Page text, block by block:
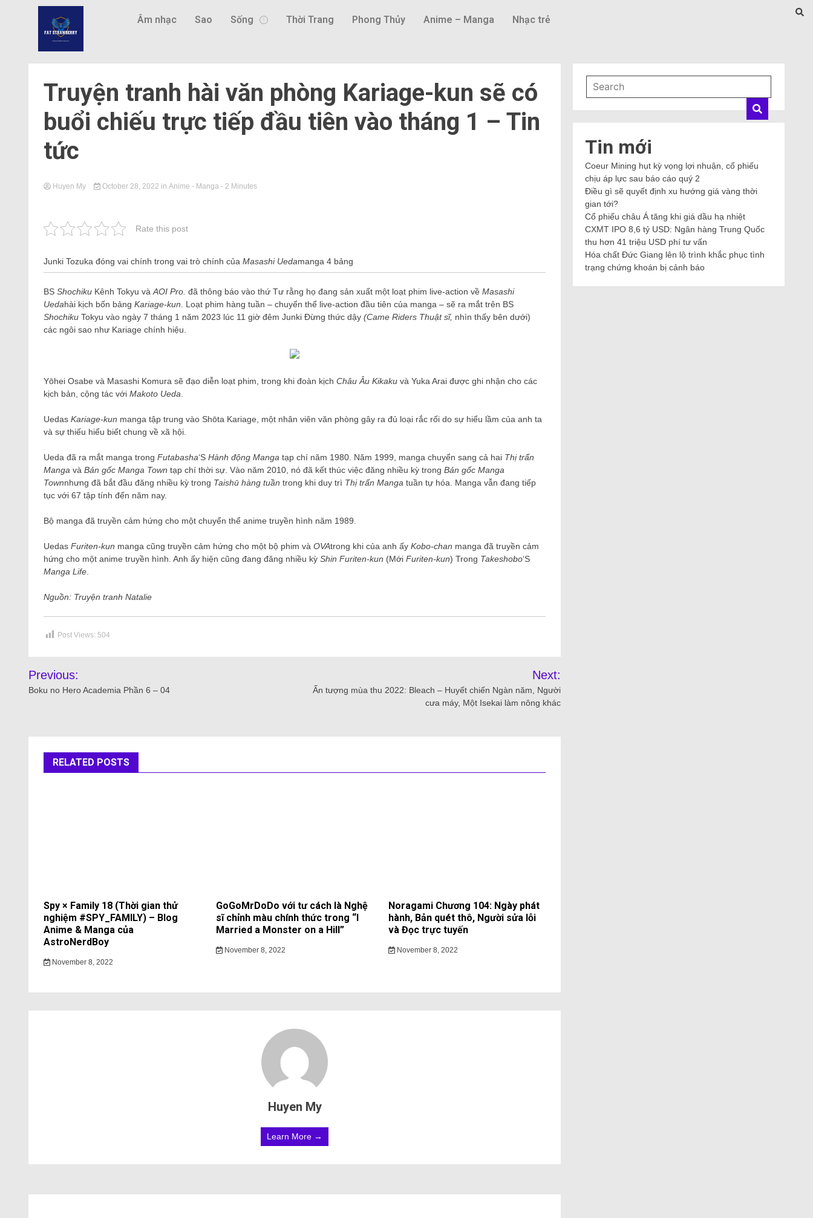
Âm nhạc Sao Sống Thời Trang Phong Thủy Anime – Manga Nhạc trẻ
Truyện tranh hài văn phòng Kariage-kun sẽ có
buổi chiếu trực tiếp đầu tiên vào tháng 1 – Tin
tức
Huyen My October 28, 2022 in Anime - Manga - 2 Minutes
Rate this post
Junki Tozuka đóng vai chính trong vai trò chính của Masashi Uedamanga 4 bảng
BS Shochiku Kênh Tokyu và AOI Pro. đã thông báo vào thứ Tư rằng họ đang sản xuất một loạt phim live-action về Masashi
Uedahài kịch bốn bảng Kariage-kun . Loạt phim hàng tuần – chuyển thể live-action đầu tiên của manga – sẽ ra mắt trên BS
Shochiku Tokyu vào ngày 7 tháng 1 năm 2023 lúc 11 giờ đêm Junki Đừng thức dậy (Came Riders Thuật sĩ, nhìn thấy bên dưới)
các ngôi sao như Kariage chính hiệu.
Yōhei Osabe và Masashi Komura sẽ đạo diễn loạt phim, trong khi đoàn kịch Châu Âu Kikaku và Yuka Arai được ghi nhận cho các
kịch bản, cộng tác với Makoto Ueda
Uedas Kariage-kun manga tập trung vào Shōta Kariage, một nhân viên văn phòng gây ra đủ loại rắc rối do sự hiểu lầm của anh ta
và sự thiếu hiểu biết chung về xã hội.
Ueda đã ra mắt manga trong Futabasha‘S Hành động Manga tạp chí năm 1980. Năm 1999, manga chuyển sang cả hai Thị trấn
Manga và Bản gốc Manga Town tạp chí thời sự. Vào năm 2010, nó đã kết thúc việc đăng nhiều kỳ trong Bản gốc Manga
Townnhưng đã bắt đầu đăng nhiều kỳ trong Taishū hàng tuần trong khi duy trì Thị trấn Manga tuần tự hóa. Manga vẫn đang tiếp
tục với 67 tập tính đến năm nay.
Bộ manga đã truyền cảm hứng cho một chuyển thể anime truyền hình năm 1989.
Uedas Furiten-kun manga cũng truyền cảm hứng cho một bộ phim và OVAtrong khi của anh ấy Kobo-chan manga đã truyền cảm
hứng cho một anime truyền hình. Anh ấy hiện cũng đang đăng nhiều kỳ Shin Furiten-kun (Mới Furiten-kun) Trong Takeshobo‘S
Manga Life
Nguồn: Truyện tranh Natalie
Post Views: 504
Previous:
Boku no Hero Academia Phần 6 – 04
Next:
Ấn tượng mùa thu 2022: Bleach – Huyết chiến Ngàn năm, Người
cưa máy, Một Isekai làm nông khác
RELATED POSTS
Spy × Family 18 (Thời gian thử
nghiệm #SPY_FAMILY) – Blog
Anime & Manga của
AstroNerdBoy
November 8, 2022
GoGoMrDoDo với tư cách là Nghệ
sĩ chỉnh màu chính thức trong “I
Married a Monster on a Hill”
November 8, 2022
Noragami Chương 104: Ngày phát
hành, Bản quét thô, Người sửa lỗi
và Đọc trực tuyến
November 8, 2022
Huyen My
Learn More →
Tin mới
Coeur Mining hụt kỳ vọng lợi nhuận, cổ phiếu
chịu áp lực sau báo cáo quý 2
Điều gì sẽ quyết định xu hướng giá vàng thời
gian tới?
Cổ phiếu châu Á tăng khi giá dầu hạ nhiệt
CXMT IPO 8,6 tỷ USD: Ngân hàng Trung Quốc
thu hơn 41 triệu USD phí tư vấn
Hóa chất Đức Giang lên lộ trình khắc phục tình
trạng chứng khoán bị cảnh báo